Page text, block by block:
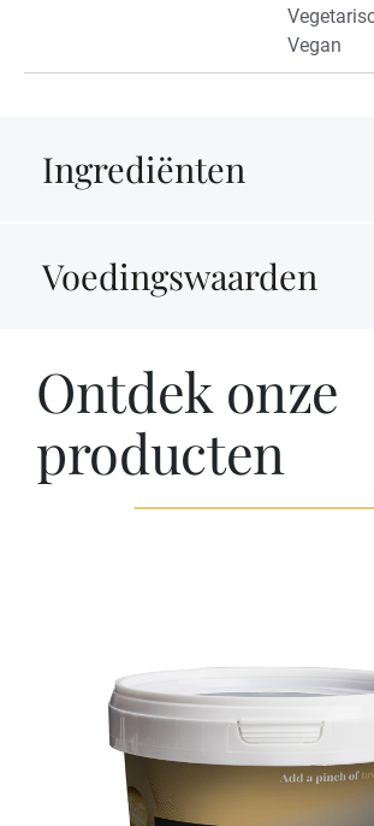
Vegan
Ingrediënten
Voedingswaarden
Ontdek onze
producten